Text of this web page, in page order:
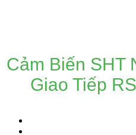
Cảm Biến SHT
Giao Tiếp